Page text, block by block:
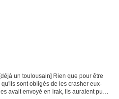
un toulousain] Rien que pour être
sont obligés de les crasher eux-
avait envoyé en Irak, ils auraient pu